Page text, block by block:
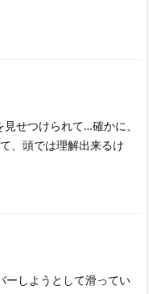
せつけられて…確かに、
、頭では理解出来るけ
ーしようとして滑ってい